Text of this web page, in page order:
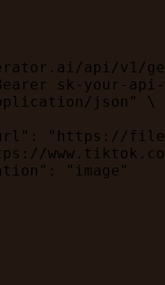
api/v1/
sk-your-
json"
\
"https://
"image"